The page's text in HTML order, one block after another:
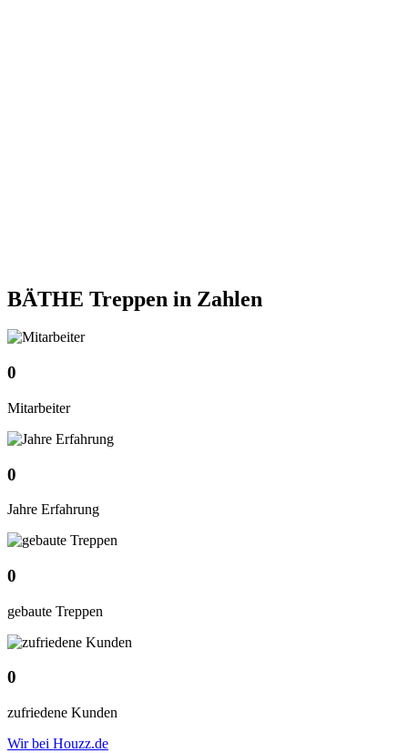
BÄTHE Treppen in Zahlen
0
Mitarbeiter
0
Jahre Erfahrung
0
gebaute Treppen
0
zufriedene Kunden
Wir bei Houzz.de